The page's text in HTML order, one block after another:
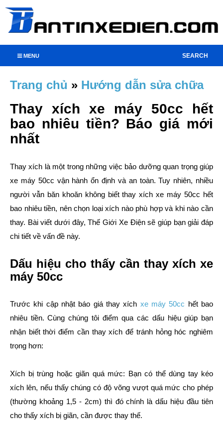
SEARCH
MENU
Trang chủ » Hướng dẫn sửa chữa
Thay xích xe máy 50cc hết
bao nhiêu tiền? Báo giá mới
nhất
Thay xích là một trong những việc bảo dưỡng quan trọng giúp
xe máy 50cc vận hành ổn định và an toàn. Tuy nhiên, nhiều
người vẫn băn khoăn không biết thay xích xe máy 50cc hết
bao nhiêu tiền, nên chọn loại xích nào phù hợp và khi nào cần
thay. Bài viết dưới đây, Thế Giới Xe Điện sẽ giúp bạn giải đáp
chi tiết về vấn đề này.
Dấu hiệu cho thấy cần thay xích xe
máy 50cc
Trước khi cập nhật báo giá thay xích xe máy 50cc hết bao
nhiêu tiền. Cùng chúng tôi điểm qua các dấu hiệu giúp bạn
nhận biết thời điểm cần thay xích để tránh hỏng hóc nghiêm
trọng hơn:
Xích bị trùng hoặc giãn quá mức: Bạn có thể dùng tay kéo
xích lên, nếu thấy chúng có độ võng vượt quá mức cho phép
(thường khoảng 1,5 - 2cm) thì đó chính là dấu hiệu đầu tiên
cho thấy xích bị giãn, cần được thay thế.